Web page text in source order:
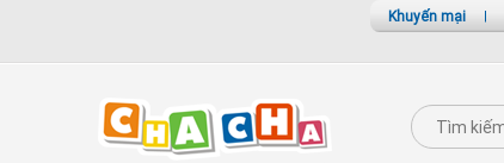
Khuyến mại |